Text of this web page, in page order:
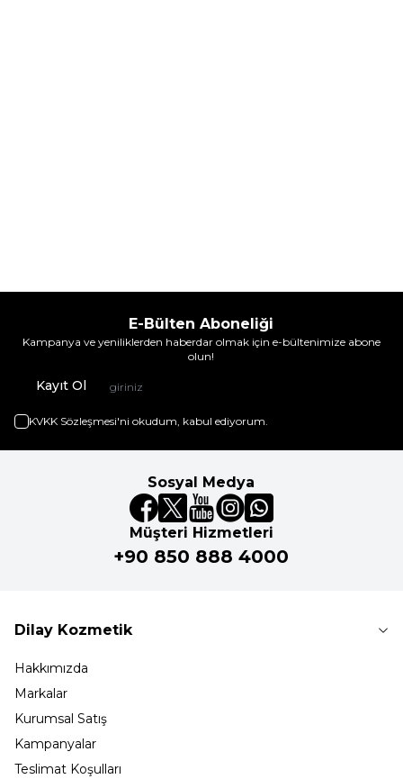
E-Bülten Aboneliği
Kampanya ve yeniliklerden haberdar olmak için e-bültenimize abone
olun!
Kayıt Ol
KVKK Sözleşmesi'ni okudum, kabul ediyorum.
Sosyal Medya
Müşteri Hizmetleri
+90 850 888 4000
Dilay Kozmetik
Hakkımızda
Markalar
Kurumsal Satış
Kampanyalar
Teslimat Koşulları